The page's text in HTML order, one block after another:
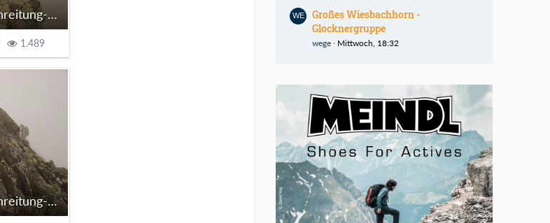
gratkletterei-ueberschreitung-sommerwaende-stubai6.JPG
1.489
gratkletterei-ueberschreitung-sommerwaende-stubai7.JPG
Großes Wiesbachhorn -
Glocknergruppe
wege Mittwoch, 18:32